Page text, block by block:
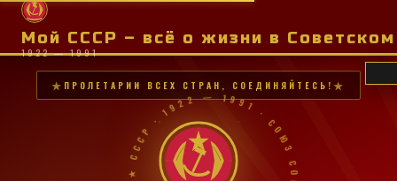
Мой СССР – всё о жизни в
1922 — 1991
ПРОЛЕТАРИИ ВСЕХ СТРАН, СОЕДИНЯЙТЕСЬ!